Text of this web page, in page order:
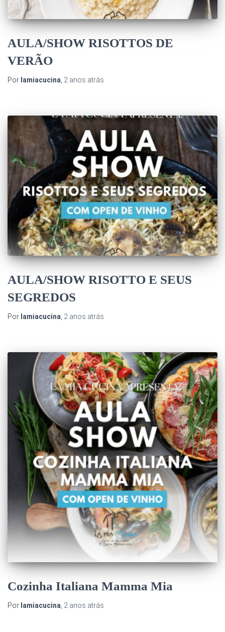
AULA/SHOW RISOTTOS DE
VERÃO
Por lamiacucina 2 anos atrás
AULA/SHOW RISOTTO E SEUS
SEGREDOS
Por lamiacucina 2 anos atrás
Cozinha Italiana Mamma Mia
Por lamiacucina 2 anos atrás